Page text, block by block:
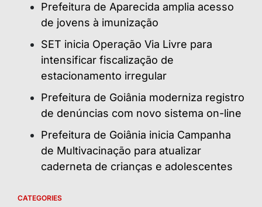
Prefeitura de Aparecida amplia acesso
de jovens à imunização
SET inicia Operação Via Livre para
intensificar fiscalização de
estacionamento irregular
Prefeitura de Goiânia moderniza registro
de denúncias com novo sistema on-line
Prefeitura de Goiânia inicia Campanha
de Multivacinação para atualizar
caderneta de crianças e adolescentes
CATEGORIES